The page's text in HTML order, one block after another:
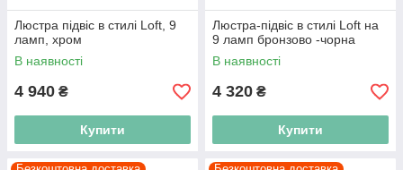
Люстра підвіс в стилі Loft, 9
ламп, хром
В наявності
4 940 ₴
Купити
Люстра-підвіс в стилі Loft на
9 ламп бронзово -чорна
В наявності
4 320 ₴
Купити